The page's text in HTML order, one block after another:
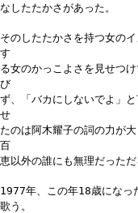
なしたたかさがあった。
そのしたたかさを持つ女の
す
る女のかっこよさを見せつ
び
ず、「バカにしないでよ」
せ
たのは阿木耀子の詞の力が
百
恵以外の誰にも無理だっただ
1977年、この年18歳になっ
歌う。